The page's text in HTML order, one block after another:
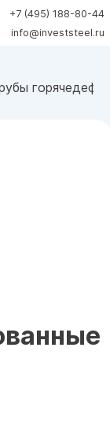
+7 (495) 188-80-44
info@investsteel.ru